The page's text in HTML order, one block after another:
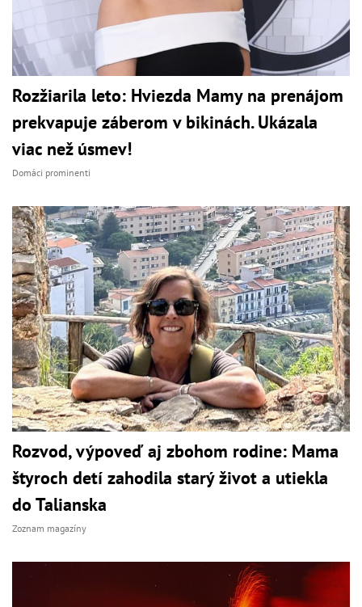
Rozžiarila leto: Hviezda Mamy na prenájom
prekvapuje záberom v bikinách. Ukázala
viac než úsmev!
Domáci prominenti
Rozvod, výpoveď aj zbohom rodine: Mama
štyroch detí zahodila starý život a utiekla
do Talianska
Zoznam magazíny